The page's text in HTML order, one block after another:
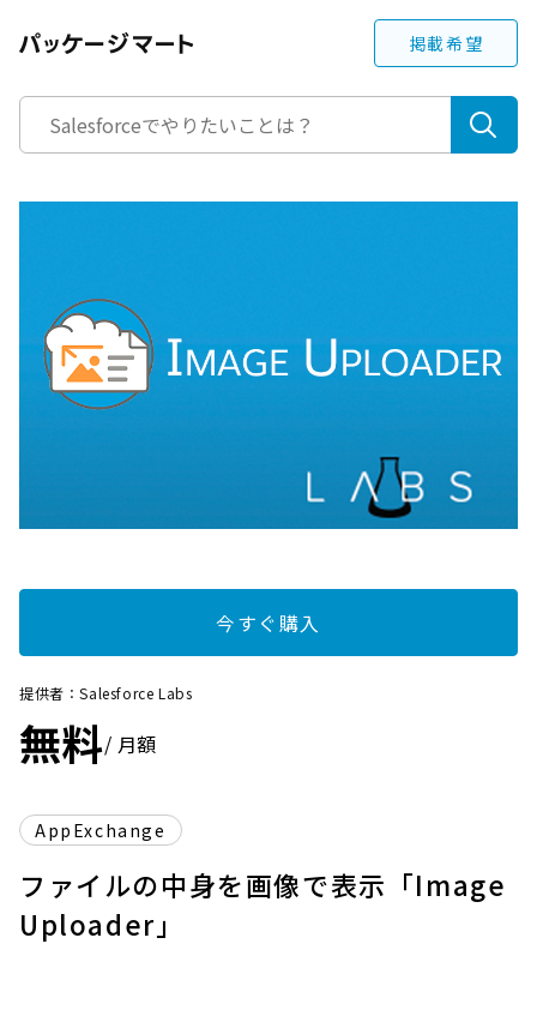
検
掲載希望
今すぐ購入
提供者：Salesforce Labs
無料/ 月額
AppExchange
ファイルの中身を画像で表示「Image
Uploader」